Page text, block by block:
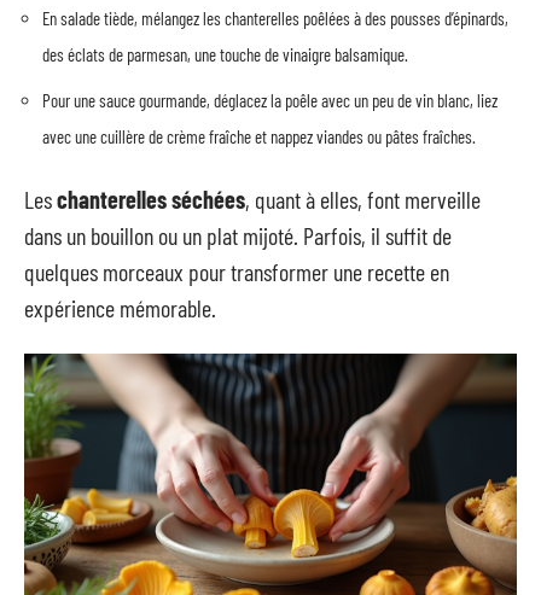
En salade tiède, mélangez les chanterelles poêlées à des pousses d’épinards,
des éclats de parmesan, une touche de vinaigre balsamique.
Pour une sauce gourmande, déglacez la poêle avec un peu de vin blanc, liez
avec une cuillère de crème fraîche et nappez viandes ou pâtes fraîches.
Leschanterelles séchées, quant à elles, font merveille
dans un bouillon ou un plat mijoté. Parfois, il suffit de
quelques morceaux pour transformer une recette en
expérience mémorable.